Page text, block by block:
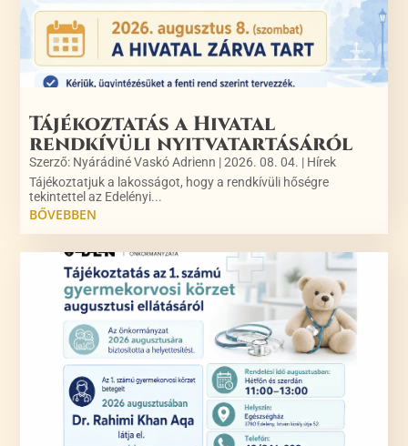
Tájékoztatás a Hivatal
rendkívüli nyitvatartásáról
Szerző: Nyárádiné Vaskó Adrienn |2026. 08. 04. | Hírek
Tájékoztatjuk a lakosságot, hogy a rendkívüli hőségre
tekintettel az Edelényi...
BŐVEBBEN